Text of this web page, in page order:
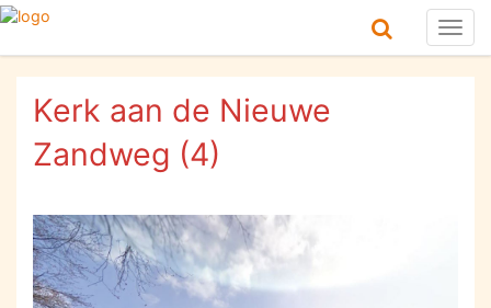
Kerk aan de Nieuwe
Zandweg (4)